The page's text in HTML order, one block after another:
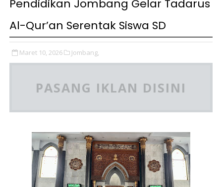
Pendidikan Jombang Gelar Tadarus
Al-Qur’an Serentak Siswa SD
Maret 10, 2026 Jombang,
PASANG IKLAN DISINI